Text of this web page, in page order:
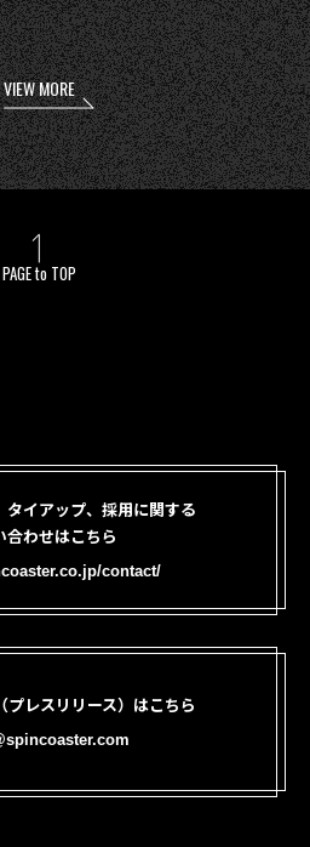
VIEW MORE
PAGE to TOP
タイアップ、採用に関する
合わせはこちら
contact/
プレスリリース）はこちら